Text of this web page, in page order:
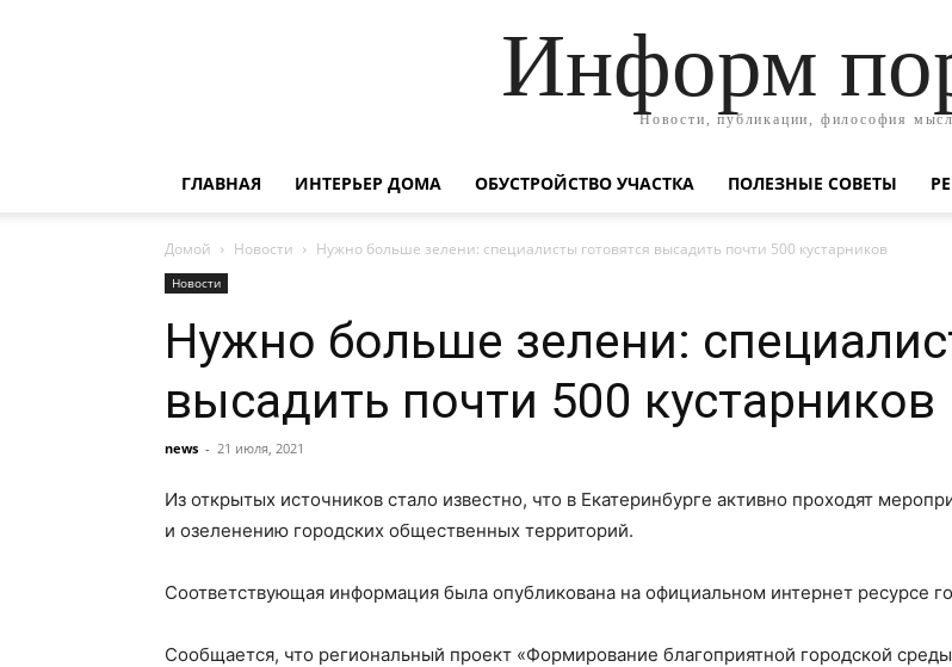
Информ
Новости, публикации, философия
ГЛАВНАЯ ИНТЕРЬЕР ДОМА ОБУСТРОЙСТВО УЧАСТКА ПОЛЕЗНЫЕ СОВЕТЫ
Домой Новости Нужно больше зелени: специалисты готовятся высадить почти 500 кустарников
Новости
Нужно больше зелени:
высадить почти 500 кустарников
news - 21 июля, 2021
Из открытых источников стало известно, что в Екатеринбурге активно проходят
и озеленению городских общественных территорий.
Соответствующая информация была опубликована на официальном интернет ресурсе
Сообщается, что региональный проект «Формирование благоприятной городской